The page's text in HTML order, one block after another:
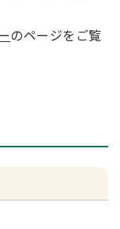
のページをご覧